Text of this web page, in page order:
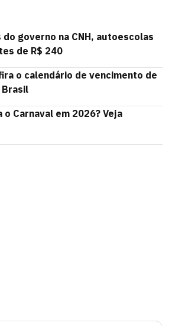
do governo na CNH, autoescolas
de R$ 240
o calendário de vencimento de
Brasil
o Carnaval em 2026? Veja